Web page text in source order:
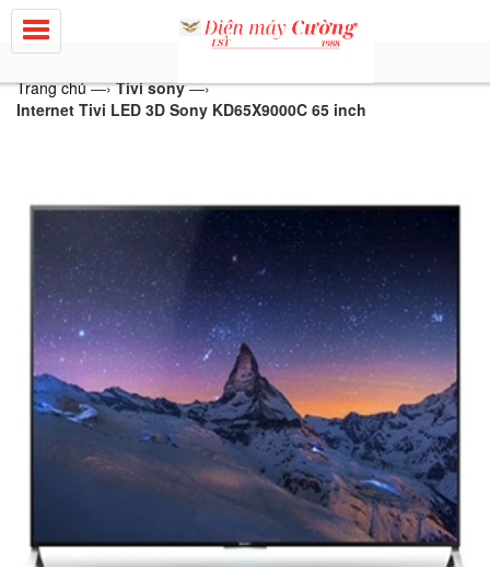
Trang chủ—› Tivi sony—›
Internet Tivi LED 3D Sony KD65X9000C 65 inch